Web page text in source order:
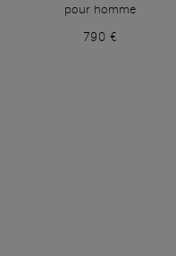
pour homme
790 €